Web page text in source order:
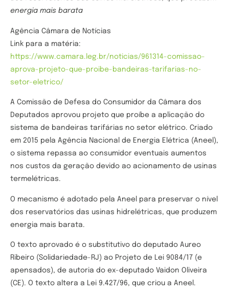
energia mais barata
Agência Câmara de Notícias
Link para a matéria:
https://www.camara.leg.br/noticias/961314-comissao-
aprova-projeto-que-proibe-bandeiras-tarifarias-no-
setor-eletrico/
A Comissão de Defesa do Consumidor da Câmara dos
Deputados aprovou projeto que proíbe a aplicação do
sistema de bandeiras tarifárias no setor elétrico. Criado
em 2015 pela Agência Nacional de Energia Elétrica (Aneel),
o sistema repassa ao consumidor eventuais aumentos
nos custos da geração devido ao acionamento de usinas
termelétricas.
O mecanismo é adotado pela Aneel para preservar o nível
dos reservatórios das usinas hidrelétricas, que produzem
energia mais barata.
O texto aprovado é o substitutivo do deputado Aureo
Ribeiro (Solidariedade-RJ) ao Projeto de Lei 9084/17 (e
apensados), de autoria do ex-deputado Vaidon Oliveira
(CE). O texto altera a Lei 9.427/96, que criou a Aneel.